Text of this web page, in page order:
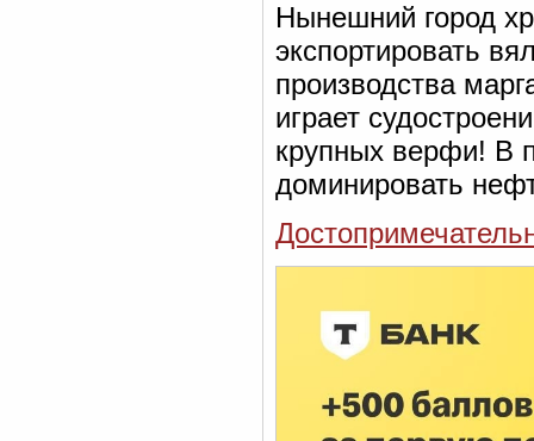
Нынешний город
экспортировать
производства
играет
крупных верфи! В
доминировать